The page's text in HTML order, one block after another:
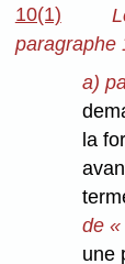
10(1)
paragraphe
a)
la
de «
une